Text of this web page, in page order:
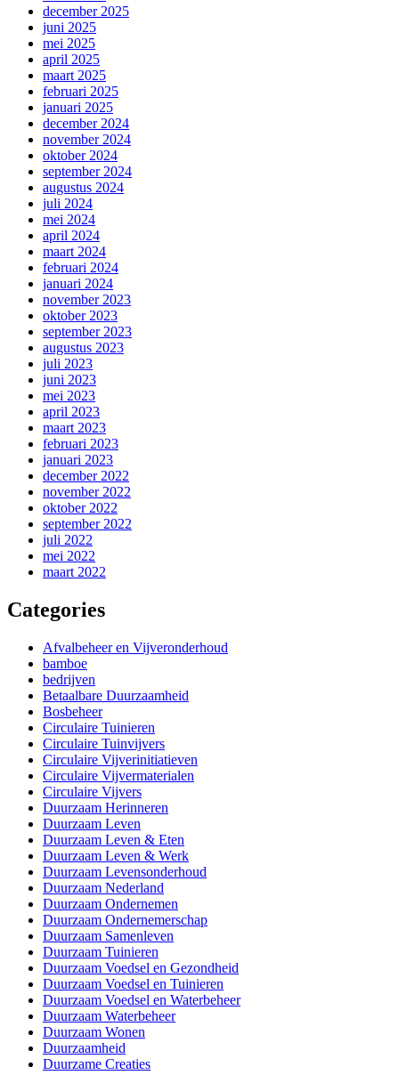
december 2025
juni 2025
mei 2025
april 2025
maart 2025
februari 2025
januari 2025
december 2024
november 2024
oktober 2024
september 2024
augustus 2024
juli 2024
mei 2024
april 2024
maart 2024
februari 2024
januari 2024
november 2023
oktober 2023
september 2023
augustus 2023
juli 2023
juni 2023
mei 2023
april 2023
maart 2023
februari 2023
januari 2023
december 2022
november 2022
oktober 2022
september 2022
juli 2022
mei 2022
maart 2022
Categories
Afvalbeheer en Vijveronderhoud
bamboe
bedrijven
Betaalbare Duurzaamheid
Bosbeheer
Circulaire Tuinieren
Circulaire Tuinvijvers
Circulaire Vijverinitiatieven
Circulaire Vijvermaterialen
Circulaire Vijvers
Duurzaam Herinneren
Duurzaam Leven
Duurzaam Leven & Eten
Duurzaam Leven & Werk
Duurzaam Levensonderhoud
Duurzaam Nederland
Duurzaam Ondernemen
Duurzaam Ondernemerschap
Duurzaam Samenleven
Duurzaam Tuinieren
Duurzaam Voedsel en Gezondheid
Duurzaam Voedsel en Tuinieren
Duurzaam Voedsel en Waterbeheer
Duurzaam Waterbeheer
Duurzaam Wonen
Duurzaamheid
Duurzame Creaties